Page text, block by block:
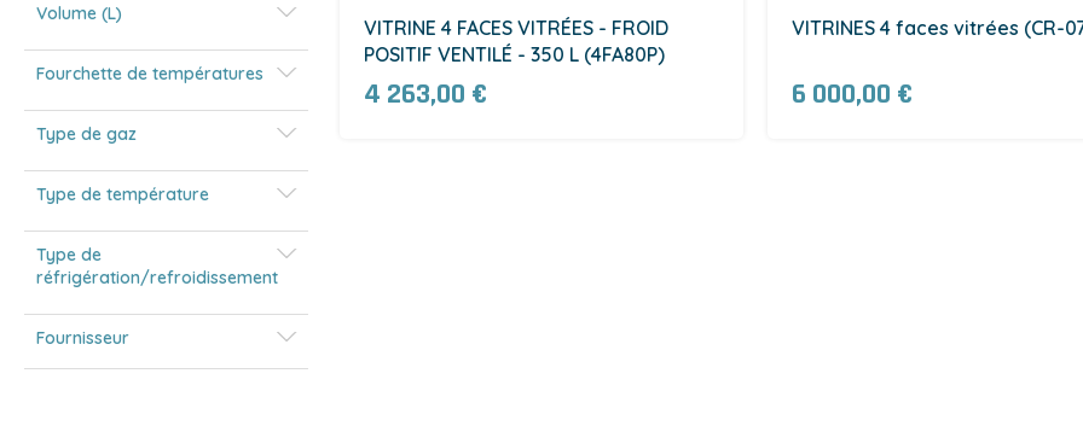
Volume (L)
Fourchette de températures
Type de gaz
Type de température
Type de
réfrigération/refroidissement
Fournisseur
VITRINE 4 FACES VITRÉES - FROID
POSITIF VENTILÉ - 350 L (4FA80P)
4 263,00 €
VITRINES 4 faces vitrées (CR-
6 000,00 €